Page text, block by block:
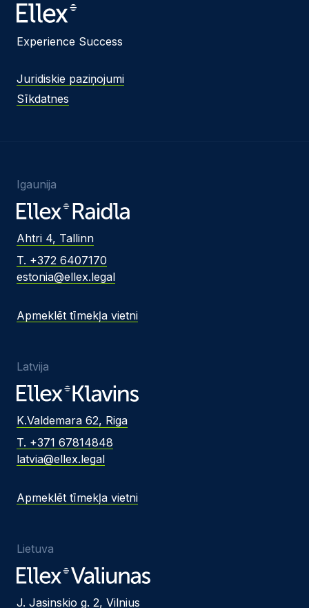
Experience Success
Juridiskie paziņojumi
Sīkdatnes
Igaunija
Ahtri 4, Tallinn
T. +372 6407170
estonia@ellex.legal
Apmeklēt tīmekļa vietni
Latvija
K.Valdemara 62, Riga
T. +371 67814848
latvia@ellex.legal
Apmeklēt tīmekļa vietni
Lietuva
J. Jasinskio g. 2, Vilnius